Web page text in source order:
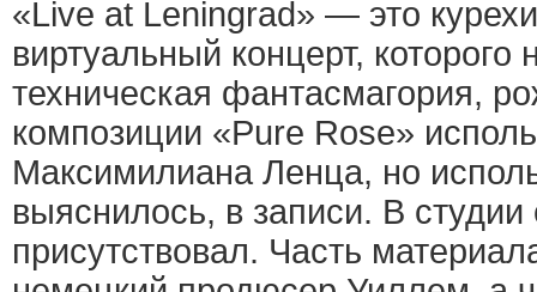
«Live at Leningrad» — это
виртуальный концерт, которого
техническая фантасмагория,
композиции «Pure Rose»
Максимилиана Ленца, но
выяснилось, в записи. В
присутствовал. Часть